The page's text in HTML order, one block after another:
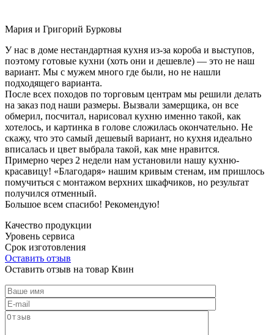
Мария и Григорий Бурковы
У нас в доме нестандартная кухня из-за короба и выступов,
поэтому готовые кухни (хоть они и дешевле) — это не наш
вариант. Мы с мужем много где были, но не нашли
подходящего варианта.
После всех походов по торговым центрам мы решили делать
на заказ под наши размеры. Вызвали замерщика, он все
обмерил, посчитал, нарисовал кухню именно такой, как
хотелось, и картинка в голове сложилась окончательно. Не
скажу, что это самый дешевый вариант, но кухня идеально
вписалась и цвет выбрала такой, как мне нравится.
Примерно через 2 недели нам установили нашу кухню-
красавицу! «Благодаря» нашим кривым стенам, им пришлось
помучиться с монтажом верхних шкафчиков, но результат
получился отменный.
Большое всем спасибо! Рекомендую!
Качество продукции
Уровень сервиса
Срок изготовления
Оставить отзыв
Оставить отзыв на товар Квин